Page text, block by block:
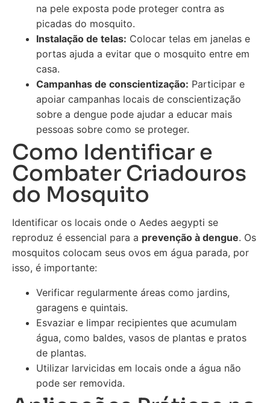
na pele exposta pode proteger contra as
picadas do mosquito.
Instalação de telas: Colocar telas em janelas e
portas ajuda a evitar que o mosquito entre em
casa.
Campanhas de conscientização: Participar e
apoiar campanhas locais de conscientização
sobre a dengue pode ajudar a educar mais
pessoas sobre como se proteger.
Como Identificar e
Combater Criadouros
do Mosquito
Identificar os locais onde o Aedes aegypti se
reproduz é essencial para a prevenção à dengue. Os
mosquitos colocam seus ovos em água parada, por
isso, é importante:
Verificar regularmente áreas como jardins,
garagens e quintais.
Esvaziar e limpar recipientes que acumulam
água, como baldes, vasos de plantas e pratos
de plantas.
Utilizar larvicidas em locais onde a água não
pode ser removida.